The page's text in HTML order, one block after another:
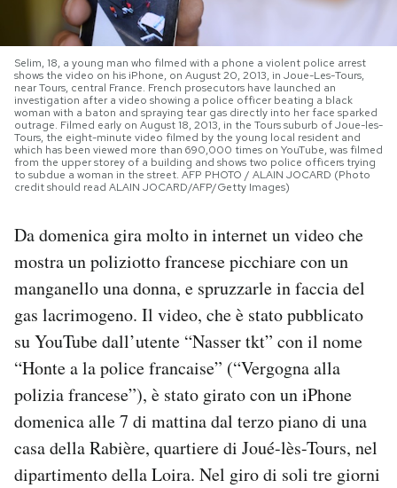
I MIEI PREFERITI
SHOP
CALENDARIO
AREA PERSONALE
Area Personale
Newsletter
Notifiche mobile
Regala il Post
Hai bisogno di aiuto?
Esci
Selim, 18, a young man who filmed with a phone a violent police arrest
shows the video on his iPhone, on August 20, 2013, in Joue-Les-Tours,
near Tours, central France. French prosecutors have launched an
investigation after a video showing a police officer beating a black
woman with a baton and spraying tear gas directly into her face sparked
outrage. Filmed early on August 18, 2013, in the Tours suburb of Joue-les-
Tours, the eight-minute video filmed by the young local resident and
which has been viewed more than 690,000 times on YouTube, was filmed
from the upper storey of a building and shows two police officers trying
to subdue a woman in the street. AFP PHOTO / ALAIN JOCARD (Photo
credit should read ALAIN JOCARD/AFP/Getty Images)
Da domenica gira molto in internet un video che
mostra un poliziotto francese picchiare con un
manganello una donna, e spruzzarle in faccia del
gas lacrimogeno. Il video, che è stato pubblicato
su YouTube dall’utente “Nasser tkt” con il nome
“Honte a la police francaise” (“Vergogna alla
polizia francese”), è stato girato con un iPhone
domenica alle 7 di mattina dal terzo piano di una
casa della Rabière, quartiere di Joué-lès-Tours, nel
dipartimento della Loira. Nel giro di soli tre giorni